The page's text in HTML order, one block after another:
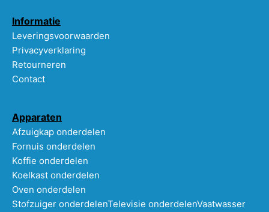
Informatie
Leveringsvoorwaarden
Privacyverklaring
Retourneren
Contact
Apparaten
Afzuigkap onderdelen
Fornuis onderdelen
Koffie onderdelen
Koelkast onderdelen
Oven onderdelen
Stofzuiger onderdelenTelevisie onderdelenVaatwasser